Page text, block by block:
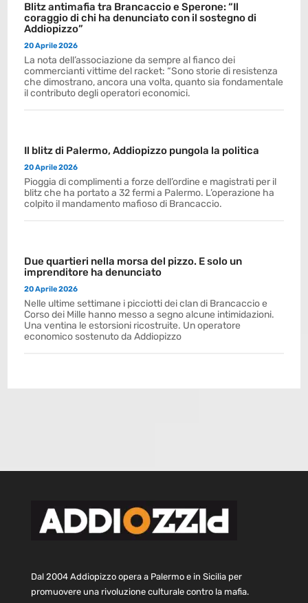
Blitz antimafia tra Brancaccio e Sperone: “Il
coraggio di chi ha denunciato con il sostegno di
Addiopizzo”
20 Aprile 2026
La nota dell’associazione da sempre al fianco dei
commercianti vittime del racket: “Sono storie di resistenza
che dimostrano, ancora una volta, quanto sia fondamentale
il contributo degli operatori economici.
Il blitz di Palermo, Addiopizzo pungola la politica
20 Aprile 2026
Pioggia di complimenti a forze dell’ordine e magistrati per il
blitz che ha portato a 32 fermi a Palermo. L’operazione ha
colpito il mandamento mafioso di Brancaccio.
Due quartieri nella morsa del pizzo. E solo un
imprenditore ha denunciato
20 Aprile 2026
Nelle ultime settimane i picciotti dei clan di Brancaccio e
Corso dei Mille hanno messo a segno alcune intimidazioni.
Una ventina le estorsioni ricostruite. Un operatore
economico sostenuto da Addiopizzo
Dal 2004 Addiopizzo opera a Palermo e in Sicilia per
promuovere una rivoluzione culturale contro la mafia.